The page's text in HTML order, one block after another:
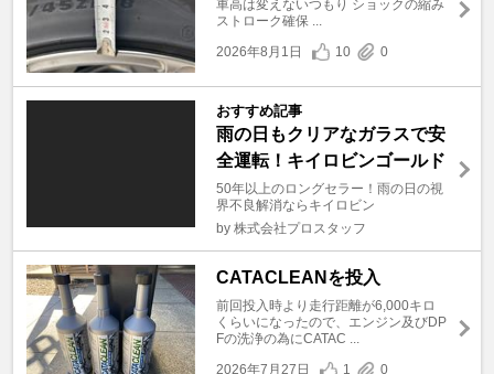
車高は変えないつもり ショックの縮み
ストローク確保 ...
2026年8月1日
10 0
おすすめ記事
雨の日もクリアなガラスで安
全運転！キイロビンゴールド
50年以上のロングセラー！雨の日の視
界不良解消ならキイロビン
by 株式会社プロスタッフ
CATACLEANを投入
前回投入時より走行距離が6,000キロ
くらいになったので、エンジン及びDP
Fの洗浄の為にCATAC ...
2026年7月27日
1 0